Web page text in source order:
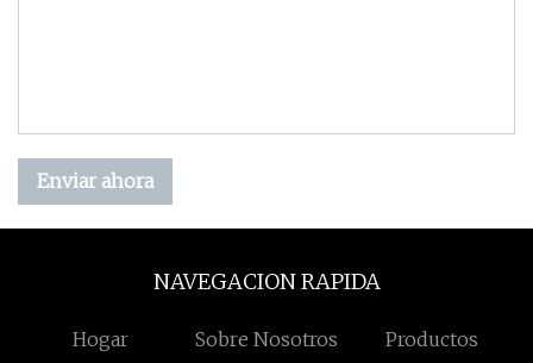
Enviar ahora
NAVEGACION RAPIDA
Hogar Sobre Nosotros Productos